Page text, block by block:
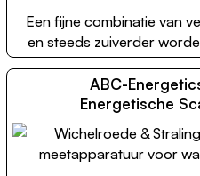
Een fijne combinatie van
en steeds zuiverder
ABC-
Energetische